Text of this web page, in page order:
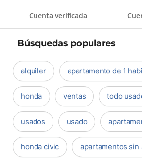
Cuenta verificada
Búsquedas populares
alquiler apartamento de 1
honda ventas todo
usados usado
honda civic apartamentos sin